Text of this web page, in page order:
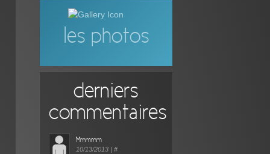
les photos
derniers
commentaires
Mmmmm
10/13/2013 #